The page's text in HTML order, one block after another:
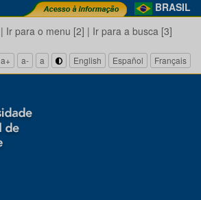
BRASIL
| Ir para o menu [2] | Ir para a busca [3]
a+ a- a English Español Français